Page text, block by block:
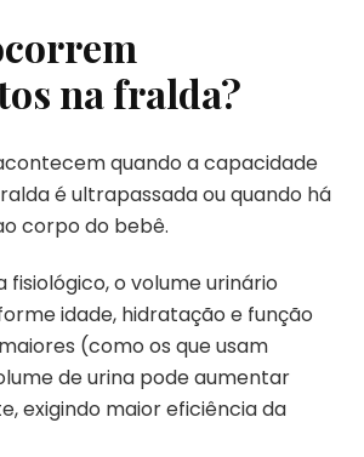
na fralda?
quando a capacidade
é ultrapassada ou quando há
corpo do bebê.
fisiológico, o volume urinário
idade, hidratação e função
(como os que usam
de urina pode aumentar
exigindo maior eficiência da